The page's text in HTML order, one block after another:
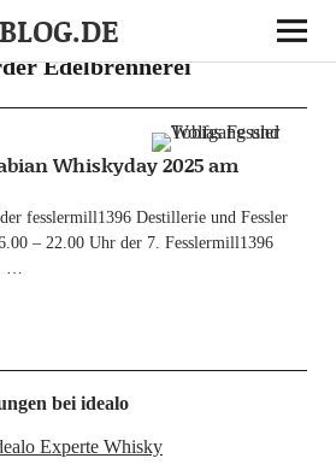
Edelbrennerei
Whiskyday 2025 am
fesslermill1396 Destil­le­rie und Fess­ler
– 22.00 Uhr der 7. Fesslermill1396
…
bei idealo